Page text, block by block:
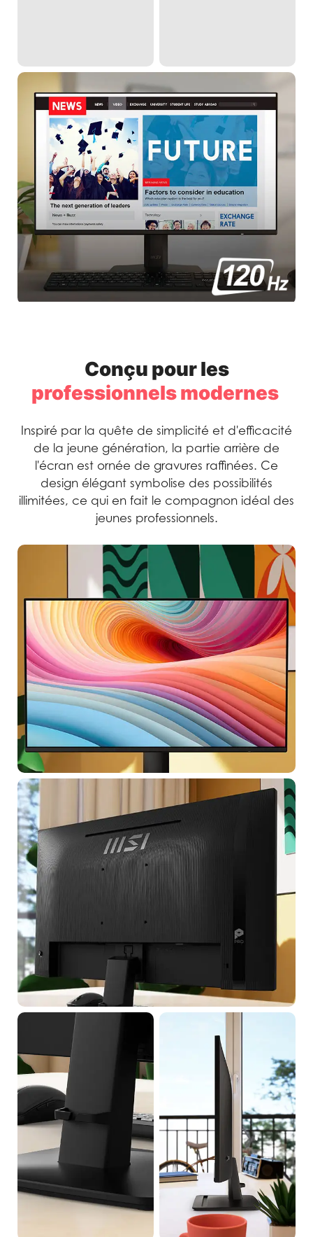
Conçu pour les
professionnels modernes
Inspiré par la quête de simplicité et d'efficacité
de la jeune génération, la partie arrière de
l'écran est ornée de gravures raffinées. Ce
design élégant symbolise des possibilités
illimitées, ce qui en fait le compagnon idéal des
jeunes professionnels.